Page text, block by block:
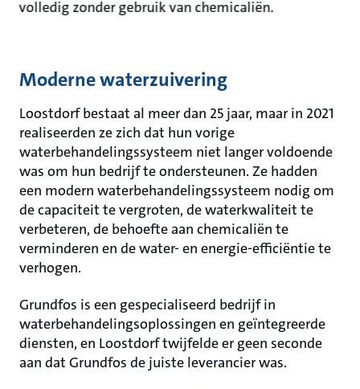
volledig zonder gebruik van chemicaliën.
Moderne waterzuivering
Loostdorf bestaat al meer dan 25 jaar, maar in 2021
realiseerden ze zich dat hun vorige
waterbehandelingssysteem niet langer voldoende
was om hun bedrijf te ondersteunen. Ze hadden
een modern waterbehandelingssysteem nodig om
de capaciteit te vergroten, de waterkwaliteit te
verbeteren, de behoefte aan chemicaliën te
verminderen en de water- en energie-efficiëntie te
verhogen.
Grundfos is een gespecialiseerd bedrijf in
waterbehandelingsoplossingen en geïntegreerde
diensten, en Loostdorf twijfelde er geen seconde
aan dat Grundfos de juiste leverancier was.